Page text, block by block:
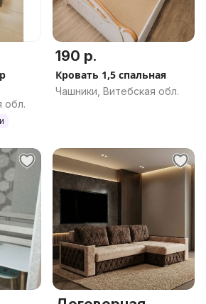
обл.
190 р.
Кровать 1,5 спальная
Чашники, Витебская обл.